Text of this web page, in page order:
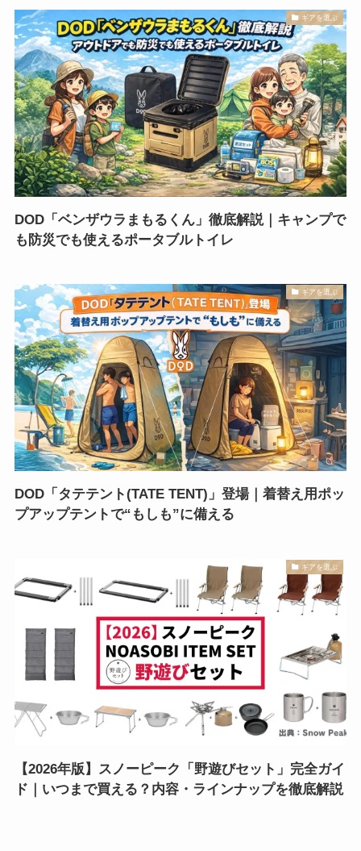
ギアを選ぶ
DOD「ベンザウラまもるくん」徹底解説｜キャンプで
も防災でも使えるポータブルトイレ
ギアを選ぶ
DOD「タテテント(TATE TENT)」登場｜着替え用ポッ
プアップテントで“もしも”に備える
ギアを選ぶ
【2026年版】スノーピーク「野遊びセット」完全ガイ
ド｜いつまで買える？内容・ラインナップを徹底解説